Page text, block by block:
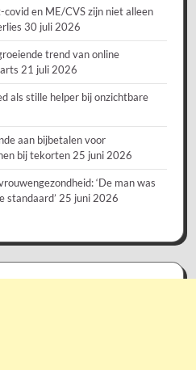
en ME/CVS zijn niet alleen
30 juli 2026
trend van online
21 juli 2026
als stille helper bij onzichtbare
aan bijbetalen voor
bij tekorten 25 juni 2026
‘De man was
standaard’ 25 juni 2026